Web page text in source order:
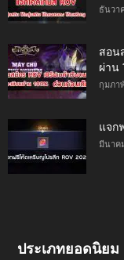
ธันวา
สอน
ผ่าน
กุมภา
แจก
มีนาค
ประเภทยอดนิยม